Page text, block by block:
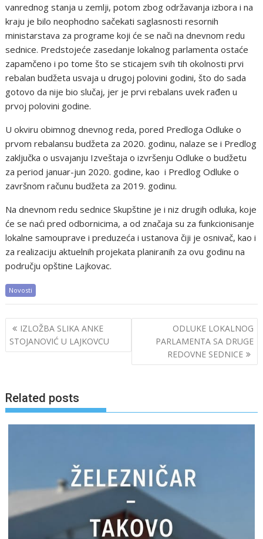
vanrednog stanja u zemlji, potom zbog održavanja izbora i na
kraju je bilo neophodno sačekati saglasnosti resornih
ministarstava za programe koji će se nači na dnevnom redu
sednice. Predstojeće zasedanje lokalnog parlamenta ostaće
zapamčeno i po tome što se sticajem svih tih okolnosti prvi
rebalan budžeta usvaja u drugoj polovini godini, što do sada
gotovo da nije bio slučaj, jer je prvi rebalans uvek rađen u
prvoj polovini godine.
U okviru obimnog dnevnog reda, pored Predloga Odluke o
prvom rebalansu budžeta za 2020. godinu, nalaze se i Predlog
zaključka o usvajanju Izveštaja o izvršenju Odluke o budžetu
za period januar-jun 2020. godine, kao i Predlog Odluke o
završnom računu budžeta za 2019. godinu.
Na dnevnom redu sednice Skupštine je i niz drugih odluka, koje
će se naći pred odbornicima, a od značaja su za funkcionisanje
lokalne samouprave i preduzeća i ustanova čiji je osnivač, kao i
za realizaciju aktuelnih projekata planiranih za ovu godinu na
području opštine Lajkovac.
Novosti
Post
navigation
IZLOŽBA SLIKA ANKE
STOJANOVIĆ U LAJKOVCU
ODLUKE LOKALNOG
PARLAMENTA SA DRUGE
REDOVNE SEDNICE
Related posts